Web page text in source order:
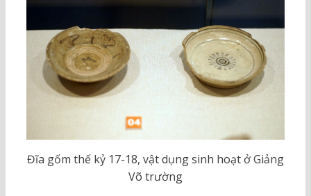
Đĩa gốm thế kỷ 17-18, vật dụng sinh hoạt ở Giảng
Võ trường